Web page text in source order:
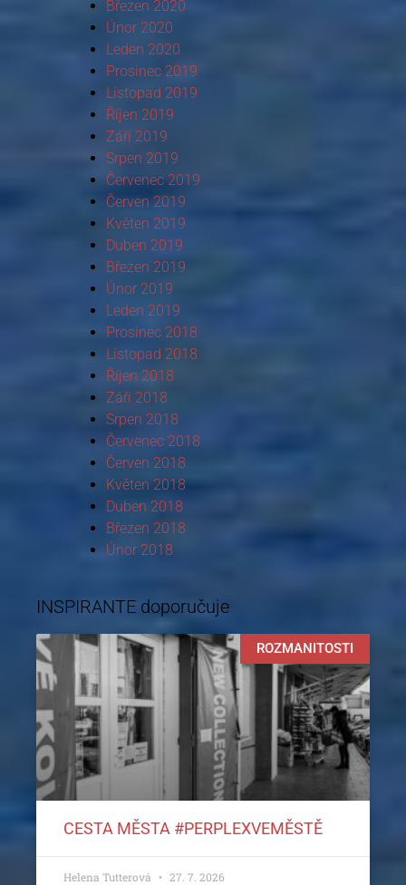
Březen 2020
Únor 2020
Leden 2020
Prosinec 2019
Listopad 2019
Říjen 2019
Září 2019
Srpen 2019
Červenec 2019
Červen 2019
Květen 2019
Duben 2019
Březen 2019
Únor 2019
Leden 2019
Prosinec 2018
Listopad 2018
Říjen 2018
Září 2018
Srpen 2018
Červenec 2018
Červen 2018
Květen 2018
Duben 2018
Březen 2018
Únor 2018
INSPIRANTE doporučuje
ROZMANITOSTI
CESTA MĚSTA #PERPLEXVEMĚSTĚ
Helena Tutterová 27. 7. 2026